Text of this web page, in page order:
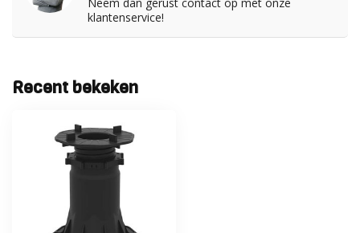
klantenservice!
Recent bekeken